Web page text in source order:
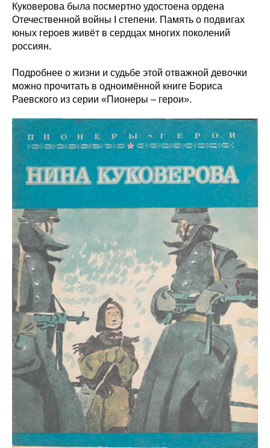
Куковерова была посмертно удостоена ордена
Отечественной войны I степени. Память о подвигах
юных героев живёт в сердцах многих поколений
россиян.
Подробнее о жизни и судьбе этой отважной девочки
можно прочитать в одноимённой книге Бориса
Раевского из серии «Пионеры – герои».